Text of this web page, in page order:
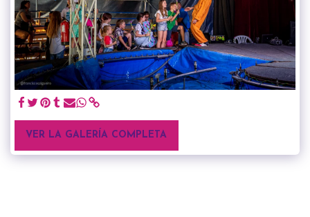
VER LA GALERÍA COMPLETA